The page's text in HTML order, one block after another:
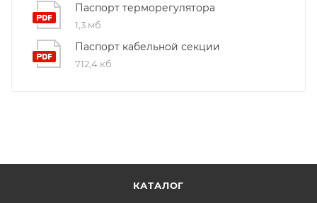
Паспорт терморегулятора
1,3 мб
Паспорт кабельной секции
712,4 кб
КАТАЛОГ